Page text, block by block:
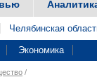
Челябинская
Экономика
/